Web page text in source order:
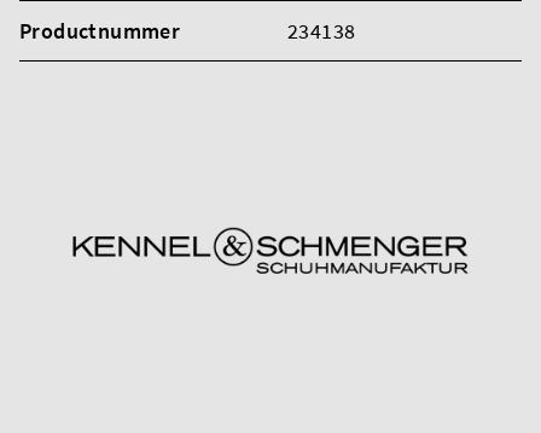
Productnummer 234138